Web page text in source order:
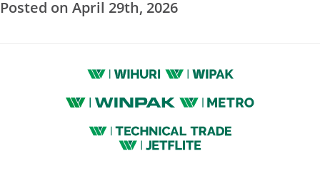
Posted on April 29th, 2026